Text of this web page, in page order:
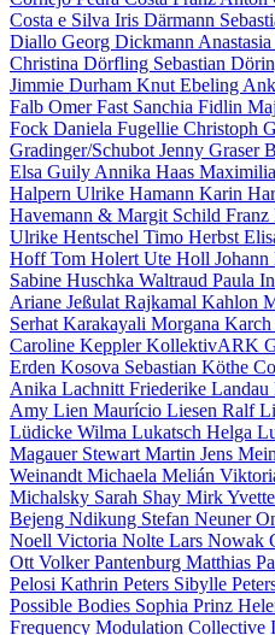
Costa e Silva Iris Därmann
Diallo Georg Dickmann
Christina Dörfling Sebastian
Jimmie Durham Knut Ebeling
Falb Omer Fast Sanchia Fidlin
Fock Daniela Fugellie Christoph
Gradinger/Schubot Jenny Graser
Elsa Guily Annika Haas
Halpern Ulrike Hamann Karin
Havemann & Margit Schild Franz
Ulrike Hentschel Timo Herbst
HoffTom Holert Ute Holl Johann
Sabine Huschka Waltraud Paula
Ariane Jeßulat Rajkamal Kahlon
Serhat Karakayali Morgana Karch
Caroline KepplerKollektivARK
Erden Kosova Sebastian Köthe
Anika Lachnitt Friederike Landau
Amy Lien Maurício Liesen Ralf
Lüdicke Wilma Lukatsch Helga
Magauer Stewart Martin Jens
Weinandt Michaela Melián
Michalsky Sarah Shay Mirk
Bejeng Ndikung Stefan Neuner
Noell Victoria Nolte Lars Nowak
Ott Volker Pantenburg Matthias
Pelosi Kathrin Peters Sibylle
Possible Bodies Sophia Prinz
Frequency Modulation Collective